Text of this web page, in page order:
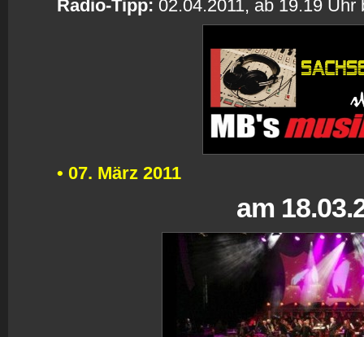
Radio-Tipp: 02.04.2011, ab 19.19
• 07. März 2011
am